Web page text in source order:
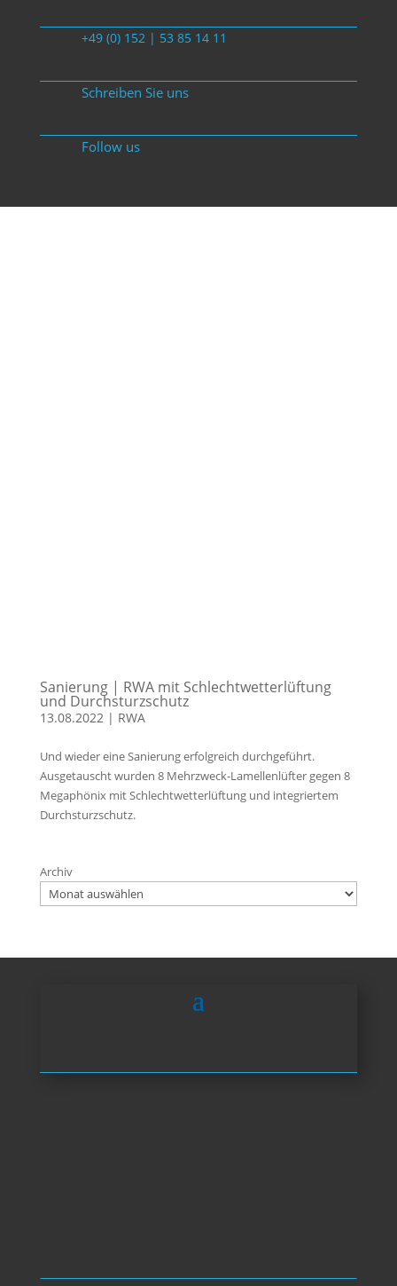
+49 (0) 152 | 53 85 14 11
Schreiben Sie uns
Follow us
Sanierung | RWA mit Schlechtwetterlüftung
und Durchsturzschutz
13.08.2022| RWA
Und wieder eine Sanierung erfolgreich durchgeführt.
Ausgetauscht wurden 8 Mehrzweck-Lamellenlüfter gegen 8
Megaphönix mit Schlechtwetterlüftung und integriertem
Durchsturzschutz.
Archiv